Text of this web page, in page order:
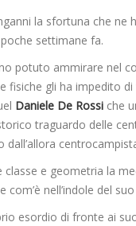
la sfortuna che ne
settimane fa.
potuto ammirare nel
fisiche gli ha impedito
Daniele De Rossi che
traguardo delle
dall’allora
e geometria la
nell’indole del
esordio di fronte ai